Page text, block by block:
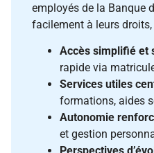
employés de la Banque
facilement à leurs
Accès simplifié et
rapide via
Services utiles
formations, aides
Autonomie
et gestion